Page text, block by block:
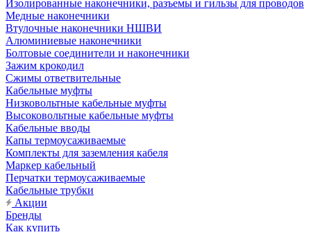
Изолированные наконечники, разъемы и гильзы для проводов
Медные наконечники
Втулочные наконечники НШВИ
Алюминиевые наконечники
Болтовые соединители и наконечники
Зажим крокодил
Сжимы ответвительные
Кабельные муфты
Низковольтные кабельные муфты
Высоковольтные кабельные муфты
Кабельные вводы
Капы термоусаживаемые
Комплекты для заземления кабеля
Маркер кабельный
Перчатки термоусаживаемые
Кабельные трубки
Акции
Бренды
Как купить